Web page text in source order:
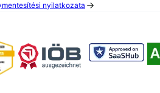
nyilatkozata